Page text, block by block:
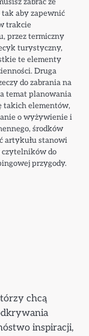
aby zapewnić
trakcie
przez termiczny
turystyczny,
te elementy
Druga
do zabrania na
temat planowania
takich elementów,
o wyżywienie i
środków
artykułu stanowi
czytelników do
przygody.
chcą
inspiracji,